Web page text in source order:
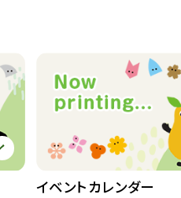
117
510
407
イベントカレンダー